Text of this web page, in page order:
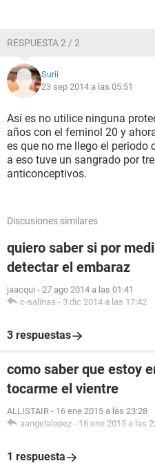
RESPUESTA 2 / 2
Surii
23 sep 2014 a las 05:51
Así es no utilice ninguna
años con el feminol 20 y
es que no me llego el periodo
a eso tuve un sangrado por
anticonceptivos.
Discusiones similares
quiero saber si por
detectar el embaraz
jaacqui - 27 ago 2014 a las 01:41
c-salinas - 3 dic 2014 a las 17:42
3 respuestas
como saber que estoy
tocarme el vientre
ALLISTAIR - 16 ene 2015 a las 23:28
aangelalopez - 16 ene 2015 a las
1 respuesta